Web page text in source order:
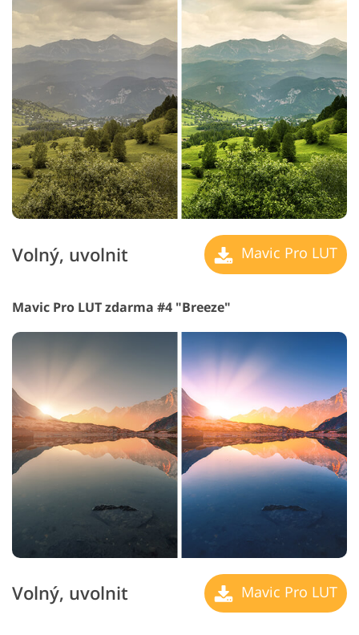
Volný, uvolnit Mavic Pro LUT
Mavic Pro LUT zdarma #4 "Breeze"
Volný, uvolnit Mavic Pro LUT